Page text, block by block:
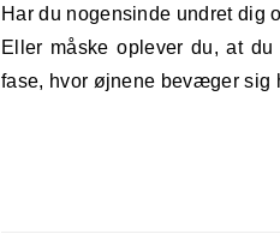
Har du nogensinde undret dig over, hvorfor du vågner op med en følelse af, at noget mangler i din søvn?
Eller måske oplever du, at
fase, hvor øjnene bevæger sig